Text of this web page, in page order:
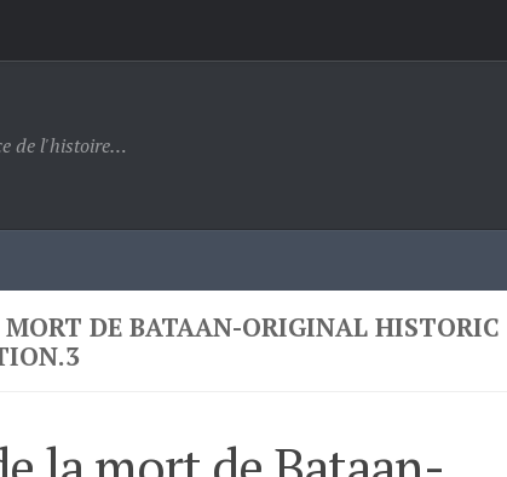
de l'histoire…
DE BATAAN-ORIGINAL HISTORIC